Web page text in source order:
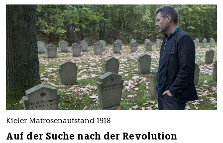
Kieler Matrosenaufstand 1918
Auf der Suche nach der Revolution